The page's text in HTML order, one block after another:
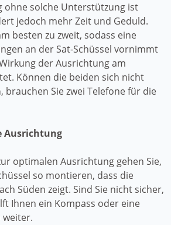
ohne solche Unterstützung ist
jedoch mehr Zeit und Geduld.
besten zu zweit, sodass eine
an der Sat-Schüssel vornimmt
der Ausrichtung am
Können die beiden sich nicht
brauchen Sie zwei Telefone für die
Ausrichtung
optimalen Ausrichtung gehen Sie,
so montieren, dass die
Süden zeigt. Sind Sie nicht sicher,
Ihnen ein Kompass oder eine
weiter.